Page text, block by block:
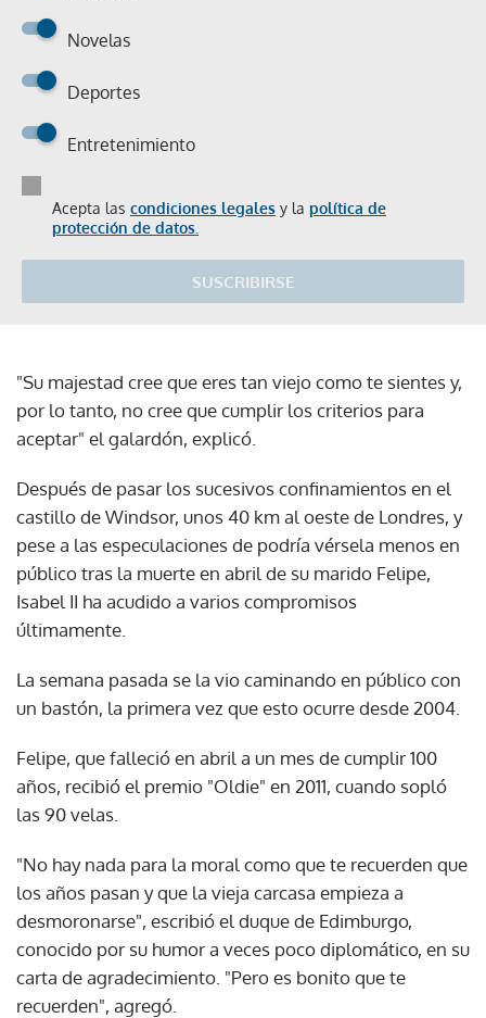
Novelas
Deportes
Entretenimiento
Acepta las condiciones legales y la política de
protección de datos.
SUSCRIBIRSE
"Su majestad cree que eres tan viejo como te sientes y,
por lo tanto, no cree que cumplir los criterios para
aceptar" el galardón, explicó.
Después de pasar los sucesivos confinamientos en el
castillo de Windsor, unos 40 km al oeste de Londres, y
pese a las especulaciones de podría vérsela menos en
público tras la muerte en abril de su marido Felipe,
Isabel II ha acudido a varios compromisos
últimamente.
La semana pasada se la vio caminando en público con
un bastón, la primera vez que esto ocurre desde 2004.
Felipe, que falleció en abril a un mes de cumplir 100
años, recibió el premio "Oldie" en 2011, cuando sopló
las 90 velas.
"No hay nada para la moral como que te recuerden que
los años pasan y que la vieja carcasa empieza a
desmoronarse", escribió el duque de Edimburgo,
conocido por su humor a veces poco diplomático, en su
carta de agradecimiento. "Pero es bonito que te
recuerden", agregó.